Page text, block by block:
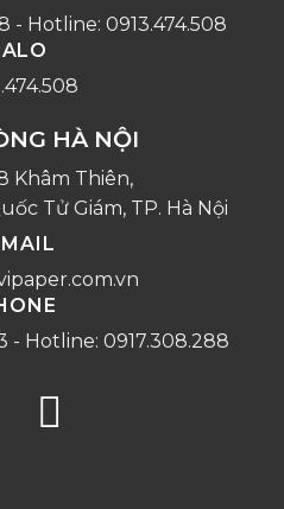
- Hotline: 0913.474.508
HÀ NỘI
Khâm Thiên,
Tử Giám, TP. Hà Nội
MAIL
- Hotline: 0917.308.288